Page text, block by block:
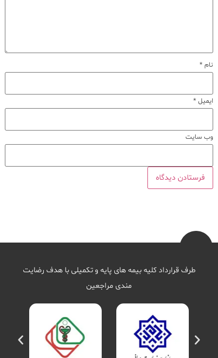
نام *
ایمیل *
وب‌ سایت
طرف قرارداد کلیه بیمه های پایه و تکمیلی با هدف رضایت
مندی مراجعین